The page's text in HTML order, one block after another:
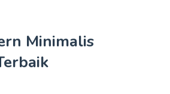
Minimalis